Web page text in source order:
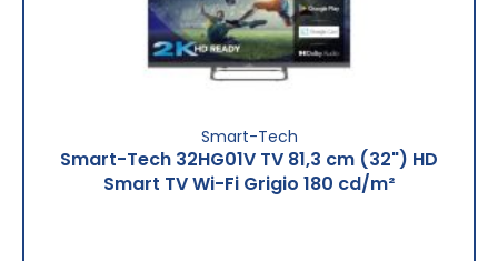
Smart-Tech
Smart-Tech 32HG01V TV 81,3 cm (32") HD
Smart TV Wi-Fi Grigio 180 cd/m²